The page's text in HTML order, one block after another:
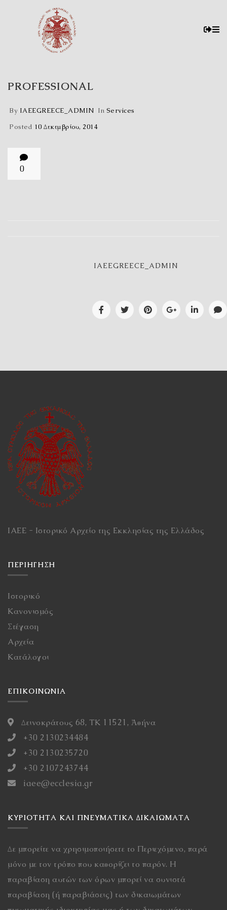
PROFESSIONAL
By IAEEGREECE_ADMIN In Services
Posted 10 Δεκεμβρίου, 2014
0
IAEEGREECE_ADMIN
ΙΑΕΕ - Ιστορικό Αρχείο της Εκκλησίας της Ελλάδος
ΠΕΡΙΉΓΗΣΗ
Ιστορικό
Κανονισμός
Στέγαση
Αρχεία
Κατάλογοι
ΕΠΙΚΟΙΝΩΝΙΑ
Δεινοκράτους 68, ΤΚ 11521, Ἀθήνα
+30 2130234484
+30 2130235720
+30 2107243744
iaee@ecclesia.gr
ΚΥΡΙΌΤΗΤΑ ΚΑΙ ΠΝΕΥΜΑΤΙΚΆ ΔΙΚΑΙΏΜΑΤΑ
Δε μπορείτε να χρησιμοποιήσετε το Περιεχόμενο, παρά
μόνο με τον τρόπο που καθορίζει το παρόν. Η
παραβίαση αυτών των όρων μπορεί να συνιστά
παραβίαση (ή παραβιάσεις) των δικαιωμάτων